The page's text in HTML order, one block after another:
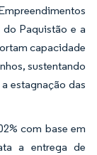
Paquistão e a
capacidade
sustentando
estagnação das
com base em
a entrega de